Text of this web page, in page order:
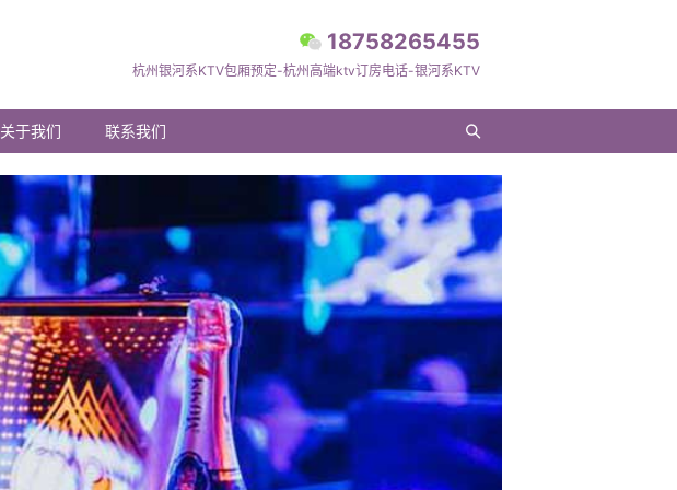
18758265455
杭州银河系KTV包厢预定-杭州高端ktv订房电话-银河系KTV
关于我们 联系我们